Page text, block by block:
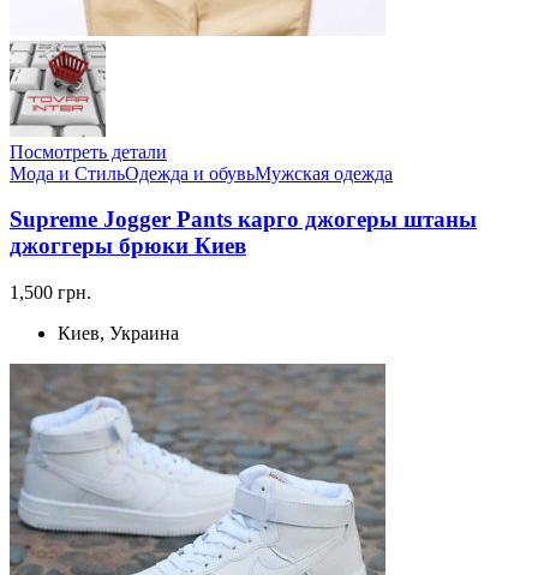
Посмотреть детали
Мода и СтильОдежда и обувьМужская одежда
Supreme Jogger Pants карго джогеры штаны
джоггеры брюки Киев
1,500 грн.
Киев, Украина